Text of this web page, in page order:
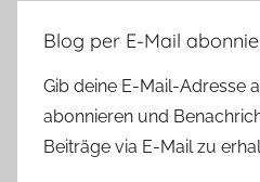
Blog per E-Mail
Gib deine E-Mail-Adresse
abonnieren und
Beiträge via E-Mail zu